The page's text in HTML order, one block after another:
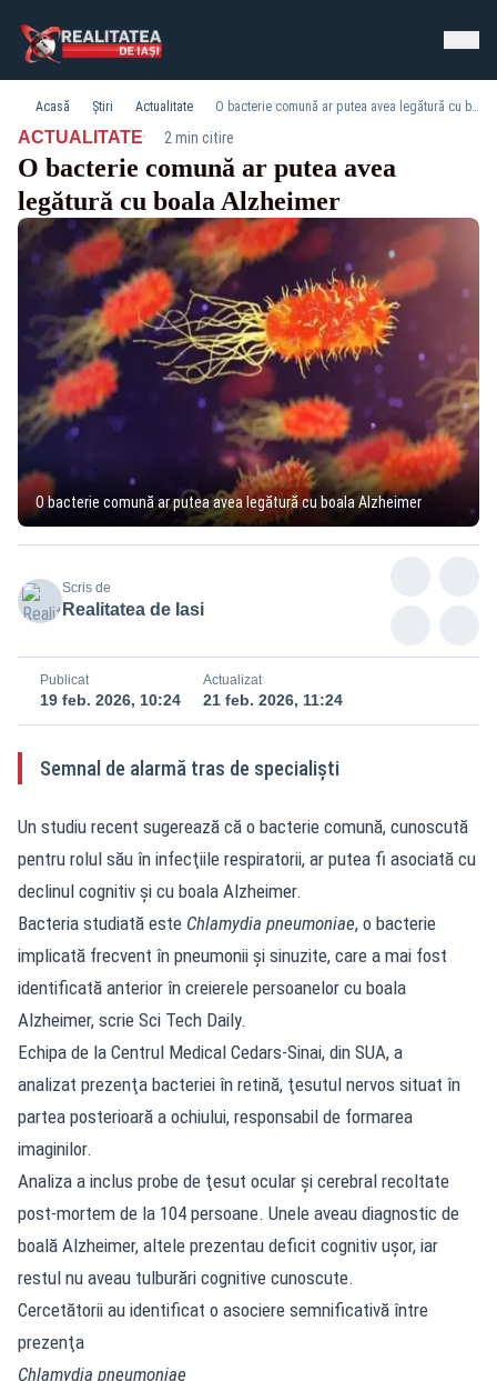
Acasă Știri Actualitate O bacterie comună ar putea avea legătură cu boala Alzheimer
ACTUALITATE· 2 min citire
O bacterie comună ar putea avea
legătură cu boala Alzheimer
O bacterie comună ar putea avea legătură cu boala Alzheimer
Scris de
Realitatea de Iasi
Publicat
19 feb. 2026, 10:24
Actualizat
21 feb. 2026, 11:24
Semnal de alarmă tras de specialiști
Un studiu recent sugerează că o bacterie comună, cunoscută
pentru rolul său în infecţiile respiratorii, ar putea fi asociată cu
declinul cognitiv şi cu boala Alzheimer.
Bacteria studiată este Chlamydia pneumoniae, o bacterie
implicată frecvent în pneumonii şi sinuzite, care a mai fost
identificată anterior în creierele persoanelor cu boala
Alzheimer, scrie Sci Tech Daily.
Echipa de la Centrul Medical Cedars-Sinai, din SUA, a
analizat prezenţa bacteriei în retină, ţesutul nervos situat în
partea posterioară a ochiului, responsabil de formarea
imaginilor.
Analiza a inclus probe de ţesut ocular şi cerebral recoltate
post-mortem de la 104 persoane. Unele aveau diagnostic de
boală Alzheimer, altele prezentau deficit cognitiv uşor, iar
restul nu aveau tulburări cognitive cunoscute.
Cercetătorii au identificat o asociere semnificativă între
prezenţa
Chlamydia pneumoniae